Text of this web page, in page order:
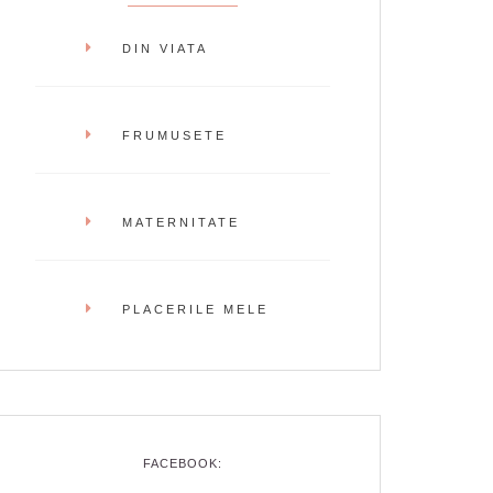
DIN VIATA
FRUMUSETE
MATERNITATE
PLACERILE MELE
FACEBOOK: